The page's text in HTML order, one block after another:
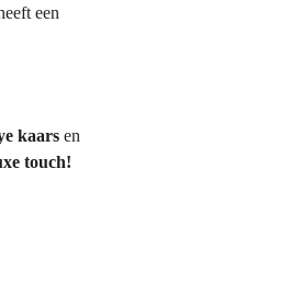
een
kaars en
touch!